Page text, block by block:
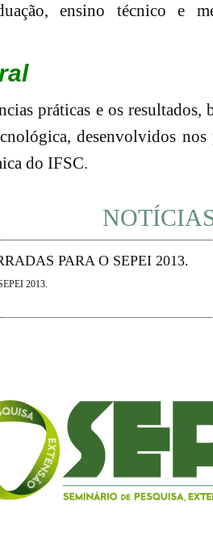
ensino técnico e
práticas e os resultados,
desenvolvidos
do IFSC.
PARA O SEPEI 2013.
2013.